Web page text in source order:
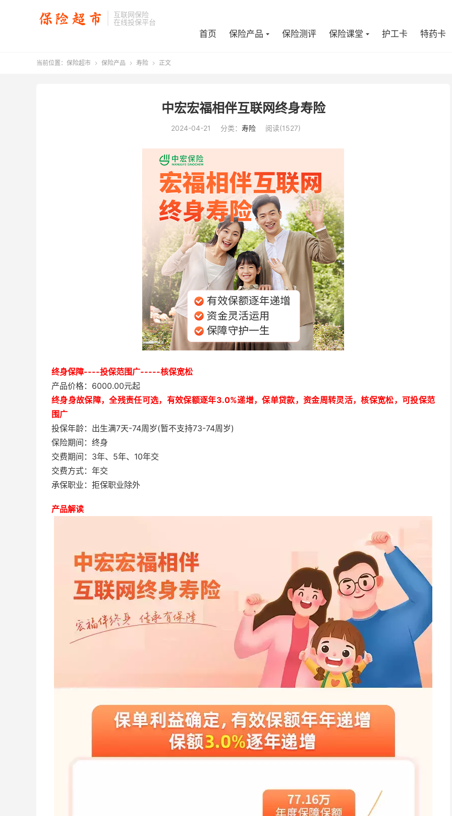
互联网保险
在线投保平台
首页 保险产品 保险测评 保险课堂 护工卡 特药卡
当前位置： 保险超市  保险产品  寿险  正文
中宏宏福相伴互联网终身寿险
2024-04-21 分类： 寿险 阅读(1527)
终身保障----投保范围广-----核保宽松
产品价格：6000.00元起
终身身故保障，全残责任可选，有效保额逐年3.0%递增，保单贷款，资金周转灵活，核保宽松，可投保范
围广
投保年龄：出生满7天-74周岁(暂不支持73-74周岁)
保险期间：终身
交费期间：3年、5年、10年交
交费方式：年交
承保职业：拒保职业除外
产品解读